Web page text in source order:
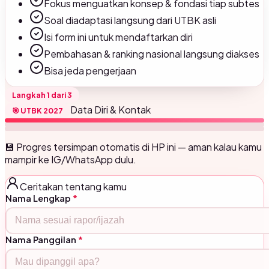
Fokus menguatkan konsep & fondasi tiap subtes
Soal diadaptasi langsung dari UTBK asli
Isi form ini untuk mendaftarkan diri
Pembahasan & ranking nasional langsung diakses
Bisa jeda pengerjaan
Langkah1 dari3
🎯 UTBK 2027
Data Diri & Kontak
💾 Progres tersimpan otomatis di HP ini — aman kalau kamu
mampir ke IG/WhatsApp dulu.
Ceritakan tentang kamu
Nama Lengkap *
Nama Panggilan *